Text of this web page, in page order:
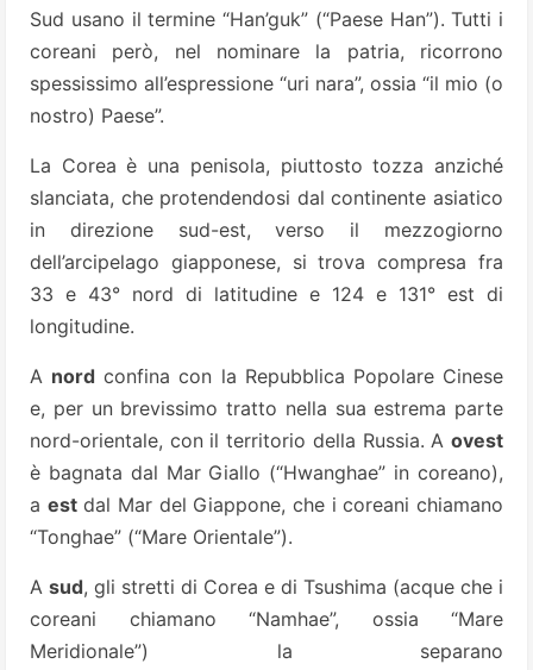
Sud usano il termine “Han’guk” (“Paese Han”). Tutti i
coreani però, nel nominare la patria, ricorrono
spessissimo all’espressione “uri nara”, ossia “il mio (o
nostro) Paese”.
La Corea è una penisola, piuttosto tozza anziché
slanciata, che protendendosi dal continente asiatico
in direzione sud-est, verso il mezzogiorno
dell’arcipelago giapponese, si trova compresa fra
33 e 43° nord di latitudine e 124 e 131° est di
longitudine.
A nord confina con la Repubblica Popolare Cinese
e, per un brevissimo tratto nella sua estrema parte
nord-orientale, con il territorio della Russia. A ovest
è bagnata dal Mar Giallo (“Hwanghae” in coreano),
a estdal Mar del Giappone, che i coreani chiamano
“Tonghae” (“Mare Orientale”).
A sud, gli stretti di Corea e di Tsushima (acque che i
coreani chiamano “Namhae”, ossia “Mare
Meridionale”) la separano